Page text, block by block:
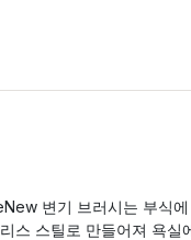
변기 브러시는 부식
스 스틸로 만들어져 욕실